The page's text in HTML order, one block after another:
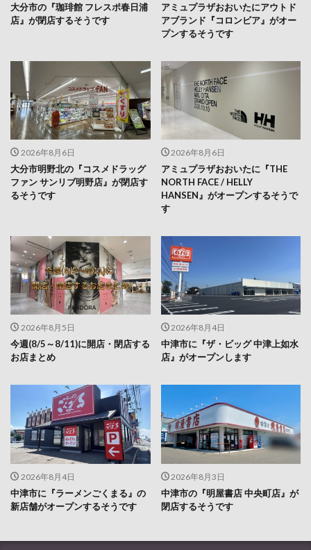
大分市の『珈琲館 フレスポ春日浦
店』が閉店するそうです
アミュプラザおおいたにアウトド
アブランド『コロンビア』がオー
プンするそうです
2026年8月6日
大分市明野北の『コスメドラッグ
ファン サンリブ明野店』が閉店す
るそうです
2026年8月6日
アミュプラザおおいたに『THE
NORTH FACE / HELLY
HANSEN』がオープンするそうで
す
2026年8月5日
今週(8/5～8/11)に開店・閉店する
お店まとめ
2026年8月4日
中津市に『ザ・ビッグ 中津上如水
店』がオープンします
2026年8月4日
中津市に『ラーメンごくまる』の
新店舗がオープンするそうです
2026年8月3日
中津市の『明屋書店 中央町店』が
閉店するそうです